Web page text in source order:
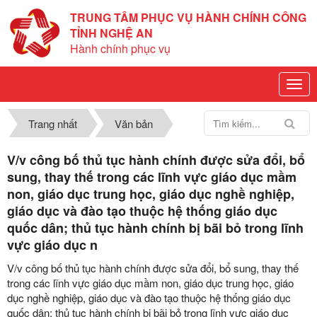
TRUNG TÂM PHỤC VỤ HÀNH CHÍNH CÔNG
TỈNH NGHỆ AN
Hành chính phục vụ
Trang nhất Văn bản
V/v công bố thủ tục hành chính được sửa đổi, bổ
sung, thay thế trong các lĩnh vực giáo dục mầm
non, giáo dục trung học, giáo dục nghề nghiệp,
giáo dục và đào tạo thuộc hệ thống giáo dục
quốc dân; thủ tục hành chính bị bãi bỏ trong lĩnh
vực giáo dục n
V/v công bố thủ tục hành chính được sửa đổi, bổ sung, thay thế
trong các lĩnh vực giáo dục mầm non, giáo dục trung học, giáo
dục nghề nghiệp, giáo dục và đào tạo thuộc hệ thống giáo dục
quốc dân; thủ tục hành chính bị bãi bỏ trong lĩnh vực giáo dục